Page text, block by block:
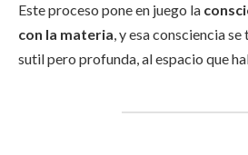
Este proceso pone en juego la
con la materia, y esa consciencia
sutil pero profunda, al espacio que